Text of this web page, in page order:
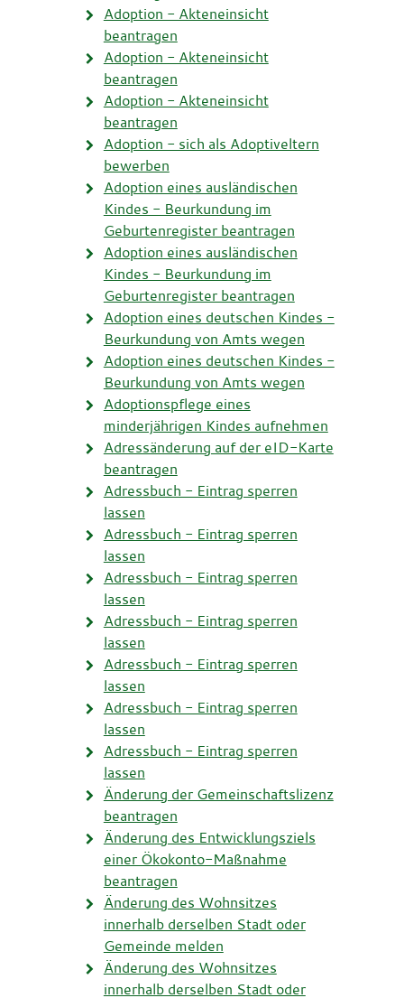
Adoption - Akteneinsicht
beantragen
Adoption - Akteneinsicht
beantragen
Adoption - Akteneinsicht
beantragen
Adoption - sich als Adoptiveltern
bewerben
Adoption eines ausländischen
Kindes - Beurkundung im
Geburtenregister beantragen
Adoption eines ausländischen
Kindes - Beurkundung im
Geburtenregister beantragen
Adoption eines deutschen Kindes -
Beurkundung von Amts wegen
Adoption eines deutschen Kindes -
Beurkundung von Amts wegen
Adoptionspflege eines
minderjährigen Kindes aufnehmen
Adressänderung auf der eID-Karte
beantragen
Adressbuch - Eintrag sperren
lassen
Adressbuch - Eintrag sperren
lassen
Adressbuch - Eintrag sperren
lassen
Adressbuch - Eintrag sperren
lassen
Adressbuch - Eintrag sperren
lassen
Adressbuch - Eintrag sperren
lassen
Adressbuch - Eintrag sperren
lassen
Änderung der Gemeinschaftslizenz
beantragen
Änderung des Entwicklungsziels
einer Ökokonto-Maßnahme
beantragen
Änderung des Wohnsitzes
innerhalb derselben Stadt oder
Gemeinde melden
Änderung des Wohnsitzes
innerhalb derselben Stadt oder